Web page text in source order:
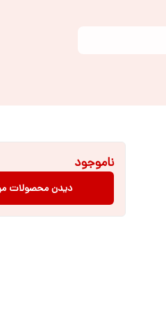
ناموجود
دیدن محصولات